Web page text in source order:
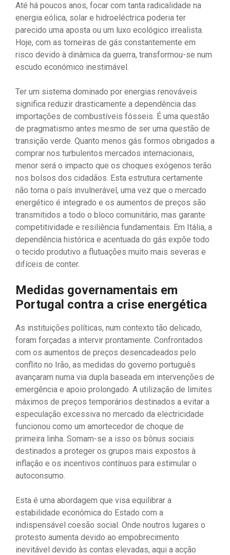
Até há poucos anos, focar com tanta radicalidade na
energia eólica, solar e hidroeléctrica poderia ter
parecido uma aposta ou um luxo ecológico irrealista.
Hoje, com as torneiras de gás constantemente em
risco devido à dinâmica da guerra, transformou-se num
escudo económico inestimável.
Ter um sistema dominado por energias renováveis ​​
significa reduzir drasticamente a dependência das
importações de combustíveis fósseis. É uma questão
de pragmatismo antes mesmo de ser uma questão de
transição verde. Quanto menos gás formos obrigados a
comprar nos turbulentos mercados internacionais,
menor será o impacto que os choques exógenos terão
nos bolsos dos cidadãos. Esta estrutura certamente
não torna o país invulnerável, uma vez que o mercado
energético é integrado e os aumentos de preços são
transmitidos a todo o bloco comunitário, mas garante
competitividade e resiliência fundamentais. Em Itália, a
dependência histórica e acentuada do gás expõe todo
o tecido produtivo a flutuações muito mais severas e
difíceis de conter.
Medidas governamentais em
Portugal contra a crise energética
As instituições políticas, num contexto tão delicado,
foram forçadas a intervir prontamente. Confrontados
com os aumentos de preços desencadeados pelo
conflito no Irão, as medidas do governo português
avançaram numa via dupla baseada em intervenções de
emergência e apoio prolongado. A utilização de limites
máximos de preços temporários destinados a evitar a
especulação excessiva no mercado da electricidade
funcionou como um amortecedor de choque de
primeira linha. Somam-se a isso os bônus sociais
destinados a proteger os grupos mais expostos à
inflação e os incentivos contínuos para estimular o
autoconsumo.
Esta é uma abordagem que visa equilibrar a
estabilidade económica do Estado com a
indispensável coesão social. Onde noutros lugares o
protesto aumenta devido ao empobrecimento
inevitável devido às contas elevadas, aqui a acção